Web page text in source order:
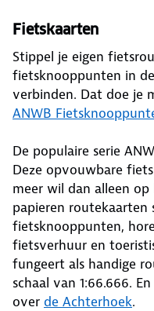
Fietskaarten
Stippel je eigen
fietsknooppunten in
verbinden. Dat doe je
ANWB
De populaire serie
Deze opvouwbare
meer wil dan alleen
papieren routekaarten
fietsknooppunten,
fietsverhuur en
fungeert als handige
schaal van 1:66.666.
over de Achterhoek.